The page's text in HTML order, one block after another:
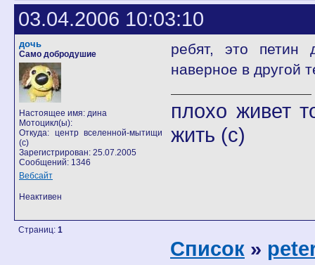
03.04.2006 10:03:10
дочь
Само добродушие
Настоящее имя: дина
Мотоцикл(ы):
Откуда: центр вселенной-мытищи
(с)
Зарегистрирован: 25.07.2005
Сообщений: 1346
Вебсайт
ребят, это петин
наверное в другой
плохо живет
жить (с)
Неактивен
Страниц: 1
Список »